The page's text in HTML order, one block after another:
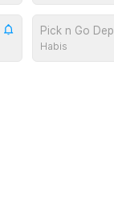
Pick n Go
Habis